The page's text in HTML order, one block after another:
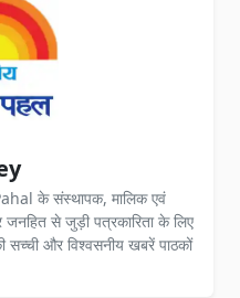
के संस्थापक, मालिक एवं
से जुड़ी पत्रकारिता के लिए
सच्ची और विश्वसनीय खबरें पाठकों